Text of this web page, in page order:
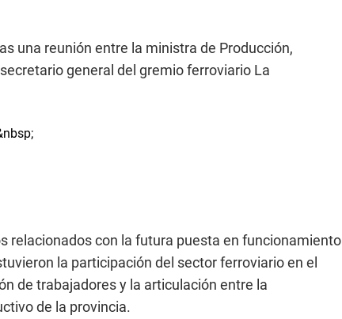
una reunión entre la ministra de Producción,
general del gremio ferroviario La
relacionados con la futura puesta en funcionamiento
la participación del sector ferroviario en el
de trabajadores y la articulación entre la
de la provincia.